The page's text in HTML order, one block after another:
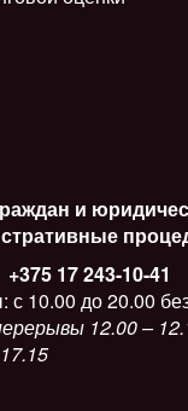
и
+375 17 243-10-41
с 10.00 до 20.00
12.00 –